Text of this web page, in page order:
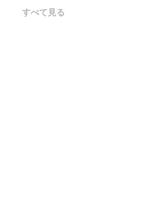
すべて見る